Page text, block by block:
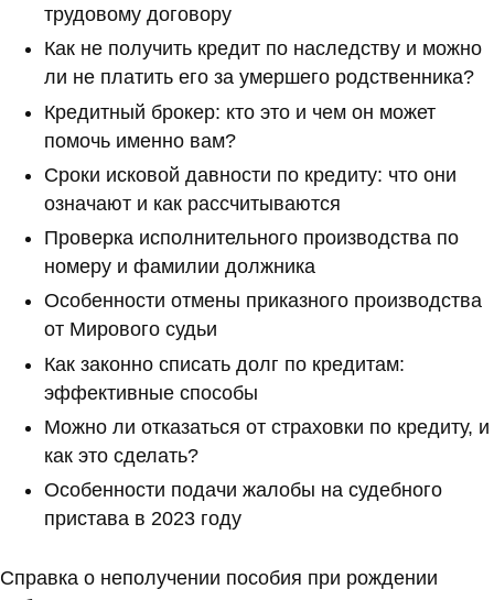
трудовому договору
Как не получить кредит по наследству и можно
ли не платить его за умершего родственника?
Кредитный брокер: кто это и чем он может
помочь именно вам?
Сроки исковой давности по кредиту: что они
означают и как рассчитываются
Проверка исполнительного производства по
номеру и фамилии должника
Особенности отмены приказного производства
от Мирового судьи
Как законно списать долг по кредитам:
эффективные способы
Можно ли отказаться от страховки по кредиту, и
как это сделать?
Особенности подачи жалобы на судебного
пристава в 2023 году
Справка о неполучении пособия при рождении